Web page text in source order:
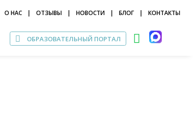
О НАС | ОТЗЫВЫ | НОВОСТИ | БЛОГ | КОНТАКТЫ
ОБРАЗОВАТЕЛЬНЫЙ ПОРТАЛ